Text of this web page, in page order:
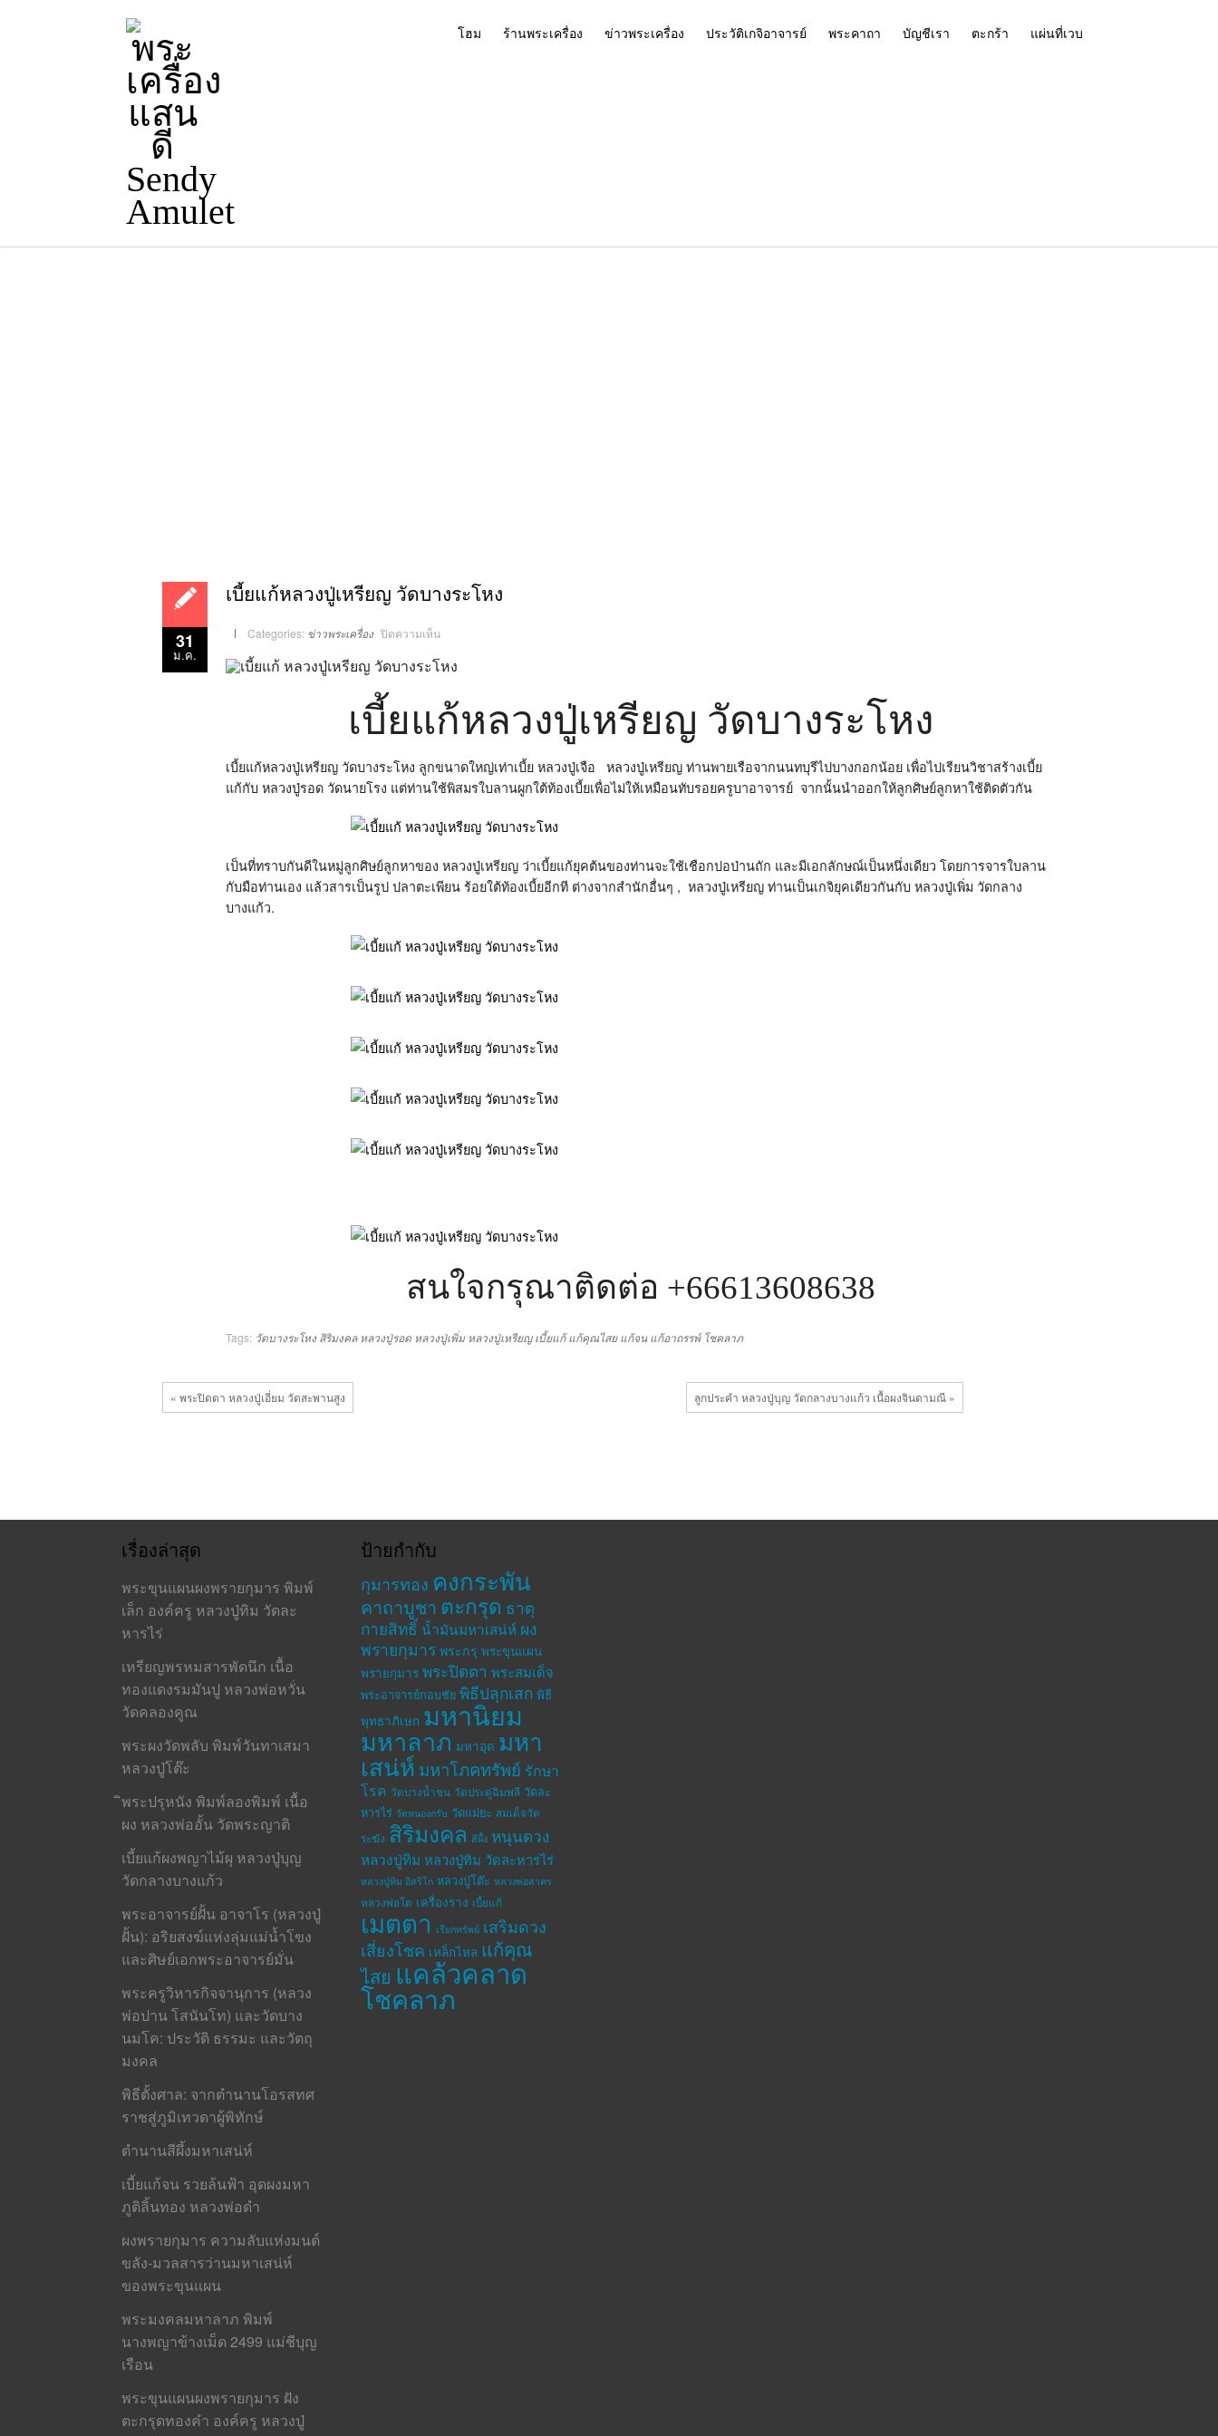
โฮม ร้านพระเครื่อง ข่าวพระเครื่อง ประวัติเกจิอาจารย์ พระคาถา บัญชีเรา ตะกร้า แผ่นที่เวบ
31
ม.ค.
เบี้ยแก้หลวงปู่เหรียญ วัดบางระโหง
Categories: ข่าวพระเครื่อง ปิดความเห็นบน
เบี้ย
หลวง
ปู่
วัด
บาง
ระ
โหง
เบี้ยแก้หลวงปู่เหรียญ วัดบางระโหง
เบี้ยแก้หลวงปู่เหรียญ วัดบางระโหง ลูกขนาดใหญ่เท่าเบี้ย หลวงปู่เจือ หลวงปู่เหรียญ ท่านพายเรือจากนนทบุรีไปบางกอกน้อย เพื่อไปเรียนวิชาสร้างเบี้ย
แก้กับ หลวงปู่รอด วัดนายโรง แต่ท่านใช้พิสมรใบลานผูกใต้ท้องเบี้ยเพื่อไม่ให้เหมือนทับรอยครูบาอาจารย์ จากนั้นนำออกให้ลูกศิษย์ลูกหาใช้ติดตัวกัน
เป็นที่ทราบกันดีในหมู่ลูกศิษย์ลูกหาของ หลวงปู่เหรียญ ว่าเบี้ยแก้ยุคต้นของท่านจะใช้เชือกปอป่านถัก และมีเอกลักษณ์เป็นหนึ่งเดียว โดยการจารใบลาน
กับมือท่านเอง แล้วสารเป็นรูป ปลาตะเพียน ร้อยใต้ท้องเบี้ยอีกที ต่างจากสำนักอื่นๆ , หลวงปู่เหรียญ ท่านเป็นเกจิยุคเดียวกันกับ หลวงปู่เพิ่ม วัดกลาง
บางแก้ว.
สนใจกรุณาติดต่อ +66613608638
Tags: วัดบางระโหง สิริมงคล หลวงปู่รอด หลวงปู่เพิ่ม หลวงปู่เหรียญ เบี้ยแก้ แก้คุณไสย แก้จน แก้อาถรรพ์ โชคลาภ
« พระปิดตา หลวงปู่เอี่ยม วัดสะพานสูง ลูกประคำ หลวงปู่บุญ วัดกลางบางแก้ว เนื้อผงจินดามณี »
เรื่องล่าสุด
พระขุนแผนผงพรายกุมาร พิมพ์
เล็ก องค์ครู หลวงปู่ทิม วัดละ
หารไร่
เหรียญพรหมสารพัดนึก เนื้อ
ทองแดงรมมันปู หลวงพ่อหวั่น
วัดคลองคูณ
พระผงวัดพลับ พิมพ์วันทาเสมา
หลวงปู่โต๊ะ
ิพระปรุหนัง พิมพ์ลองพิมพ์ เนื้อ
ผง หลวงพ่ออั้น วัดพระญาติ
เบี้ยแก้ผงพญาไม้ผุ หลวงปู่บุญ
วัดกลางบางแก้ว
พระอาจารย์ฝั้น อาจาโร (หลวงปู่
ฝั้น): อริยสงฆ์แห่งลุ่มแม่น้ำโขง
และศิษย์เอกพระอาจารย์มั่น
พระครูวิหารกิจจานุการ (หลวง
พ่อปาน โสนันโท) และวัดบาง
นมโค: ประวัติ ธรรมะ และวัตถุ
มงคล
พิธีตั้งศาล: จากตำนานโอรสทศ
ราชสู่ภูมิเทวดาผู้พิทักษ์
ตำนานสีผึ้งมหาเสน่ห์
เบี้ยแก้จน รวยล้นฟ้า อุดผงมหา
ภูติลิ้นทอง หลวงพ่อดำ
ผงพรายกุมาร ความลับแห่งมนต์
ขลัง-มวลสารว่านมหาเสน่ห์
ของพระขุนแผน
พระมงคลมหาลาภ พิมพ์
นางพญาข้างเม็ด 2499 แม่ชีบุญ
เรือน
พระขุนแผนผงพรายกุมาร ฝัง
ตะกรุดทองคำ องค์ครู หลวงปู่
ป้ายกำกับ
กุมารทอง คงกระพัน
คาถาบูชา ตะกรุด ธาตุ
กายสิทธิ์ น้ำมันมหาเสน่ห์ ผง
พรายกุมาร พระกรุ พระขุนแผน
พรายกุมาร พระปิดตา พระสมเด็จ
พระอาจารย์กอบชัย พิธีปลุกเสก พิธี
พุทธาภิเษก มหานิยม
มหาลาภ มหาอุด มหา
เสน่ห์ มหาโภคทรัพย์ รักษา
โรค วัดบางน้ำชน วัดประดู่ฉิมพลี วัดละ
หารไร่ วัดหนองกรับ วัดแม่ยะ สมเด็จวัด
ระฆัง สิริมงคล สีผึ้ง หนุนดวง
หลวงปู่ทิม หลวงปู่ทิม วัดละหารไร่
หลวงปู่ทิม อิสริโก หลวงปู่โต๊ะ หลวงพ่อสาคร
หลวงพ่อโต เครื่องราง เบี้ยแก้
เมตตา เรียกทรัพย์ เสริมดวง
เสี่ยงโชค เหล็กไหล แก้คุณ
ไสย แคล้วคลาด
โชคลาภ